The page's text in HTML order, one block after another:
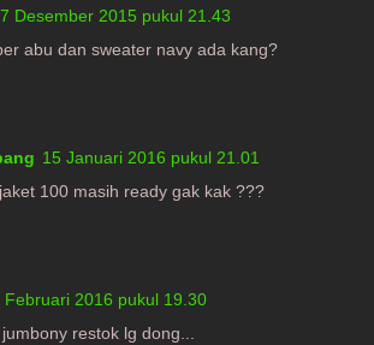
Desember 2015 pukul 21.43
abu dan sweater navy ada kang?
15 Januari 2016 pukul 21.01
100 masih ready gak kak ???
Februari 2016 pukul 19.30
restok lg dong...